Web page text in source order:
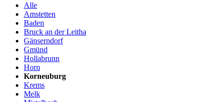
Alle
Amstetten
Baden
Bruck an der Leitha
Gänserndorf
Gmünd
Hollabrunn
Horn
Korneuburg
Krems
Melk